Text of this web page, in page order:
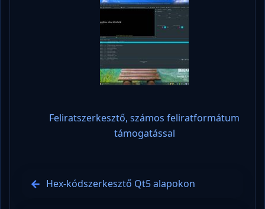
Feliratszerkesztő, számos feliratformátum
támogatással
Hex-kódszerkesztő Qt5 alapokon